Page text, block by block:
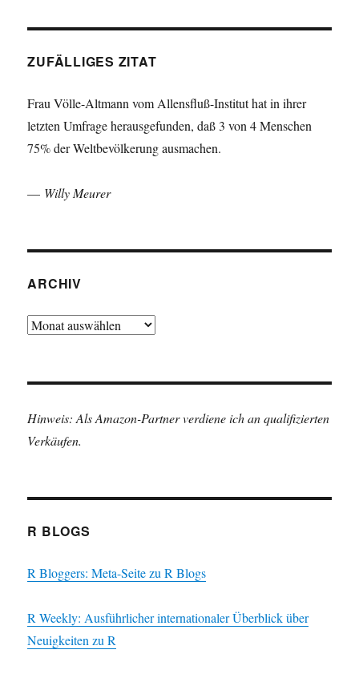
ZUFÄLLIGES ZITAT
Frau Völle-Altmann vom Allensfluß-Institut hat in ihrer
letzten Umfrage herausgefunden, daß 3 von 4 Menschen
75% der Weltbevölkerung ausmachen.
— Willy Meurer
ARCHIV
Archiv
Hinweis: Als Amazon-Partner verdiene ich an qualifizierten
Verkäufen.
R BLOGS
R Bloggers: Meta-Seite zu R Blogs
R Weekly: Ausführlicher internationaler Überblick über
Neuigkeiten zu R